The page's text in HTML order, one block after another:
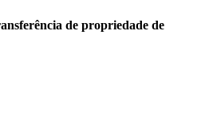
de propriedade de